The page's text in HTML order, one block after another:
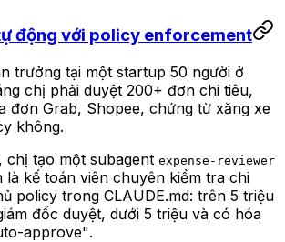
động với policy enforcement
trưởng tại một startup 50 người ở
chị phải duyệt 200+ đơn chi tiêu,
đơn Grab, Shopee, chứng từ xăng xe
không.
chị tạo một subagent expense-reviewer
là kế toán viên chuyên kiểm tra chi
policy trong CLAUDE.md: trên 5 triệu
đốc duyệt, dưới 5 triệu và có hóa
approve".